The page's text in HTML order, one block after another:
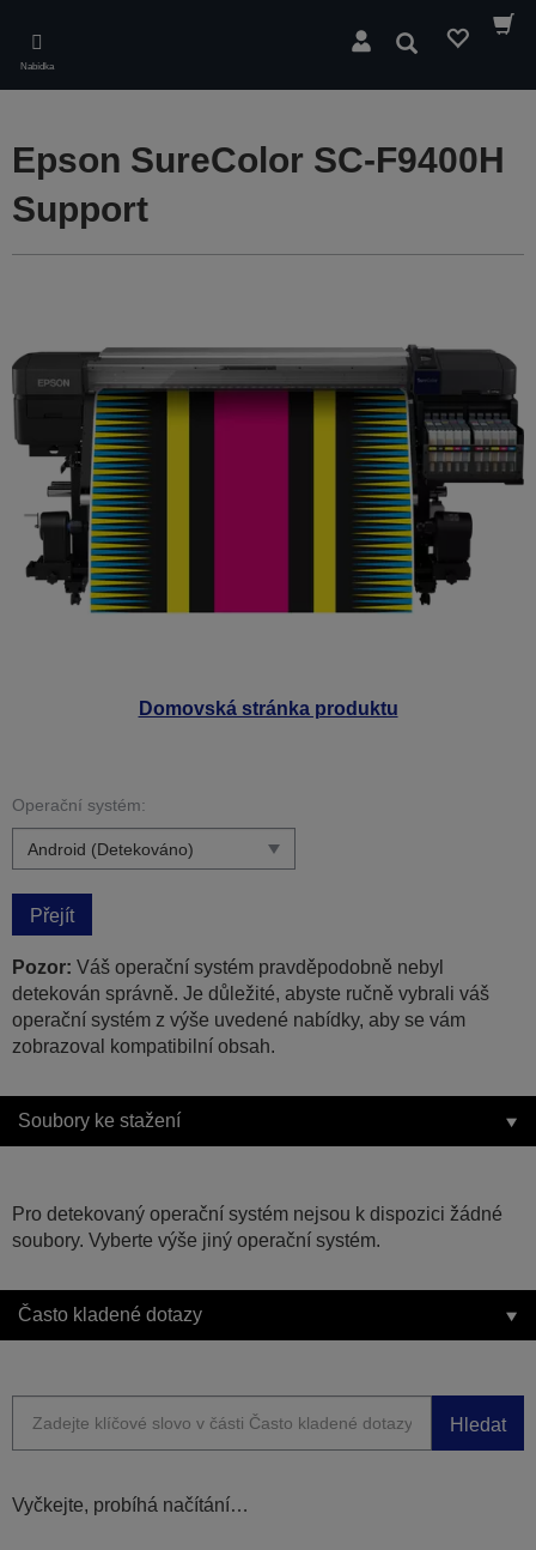
main
content
Nabídka
Hledat
Domovská stránka produktu
Epson SureColor SC-F9400H
Support
Operační systém:
Přejít
Pozor: Váš operační systém pravděpodobně nebyl
detekován správně. Je důležité, abyste ručně vybrali váš
operační systém z výše uvedené nabídky, aby se vám
zobrazoval kompatibilní obsah.
Soubory ke stažení
Pro detekovaný operační systém nejsou k dispozici žádné
soubory. Vyberte výše jiný operační systém.
Často kladené dotazy
Hledat
Vyčkejte, probíhá načítání…